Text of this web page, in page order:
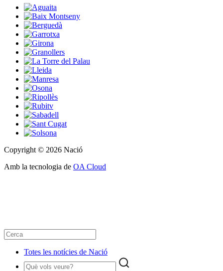
Copyright © 2026 Nació
Amb la tecnologia de OA Cloud
Totes les notícies de Nació